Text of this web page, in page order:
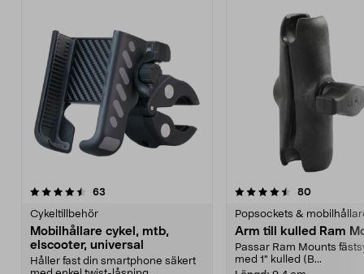
63
Cykeltillbehör
Mobilhållare cykel, mtb,
elscooter, universal
Håller fast din smartphone säkert
4.5 av 5 stjärnor 80
Popsockets &
Arm till kulled Ram
Passar Ram Mounts
med 1" kulled (B...
5.0 av 5 stjärnor